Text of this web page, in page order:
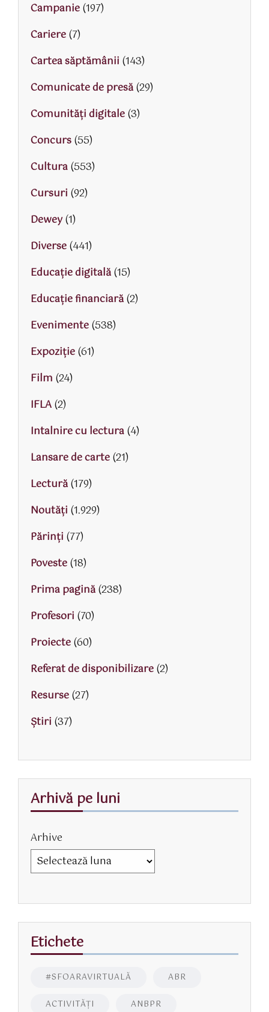
Campanie(197)
Cariere(7)
Cartea săptămânii (143)
Comunicate de presă(29)
Comunități digitale(3)
Concurs(55)
Cultura(553)
Cursuri (92)
Dewey(1)
Diverse(441)
Educaţie digitală(15)
Educaţie financiară(2)
Evenimente(538)
Expoziție(61)
Film (24)
IFLA(2)
Intalnire cu lectura(4)
Lansare de carte(21)
Lectură(179)
Noutăți (1.929)
Părinţi (77)
Poveste(18)
Prima pagină(238)
Profesori (70)
Proiecte(60)
Referat de disponibilizare(2)
Resurse(27)
Știri (37)
Arhivă pe luni
Arhive
Etichete
#SFOARAVIRTUALĂ ABR
ACTIVITĂŢI ANBPR